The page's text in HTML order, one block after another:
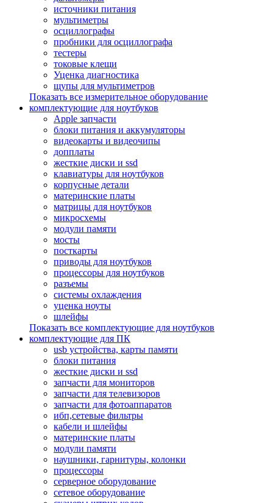
источники питания
мультиметры
осциллографы
пробники для осциллографа
тестеры
токовые клещи
Уценка диагностика
щупы для мультиметров
Показать все измерительное оборудование
комплектующие для ноутбуков
Apple запчасти
блоки питания и аккумуляторы
видеокарты и видеочипы
допплаты
жесткие диски и ssd
клавиатуры для ноутбуков
корпусные детали
материнские платы
матрицы для ноутбуков
микросхемы
модули памяти
мосты
посткарты
приводы для ноутбуков
процессоры для ноутбуков
разъемы
системы охлаждения
уценка ноуты
шлейфы
Показать все комплектующие для ноутбуков
комплектующие для ПК
usb устройства, карты памяти
блоки питания
жесткие диски и ssd
запчасти для мониторов
запчасти для телевизоров
запчасти для фотоаппаратов
ибп,сетевые фильтры
кабели и шлейфы
материнские платы
модули памяти
наушники, гарнитуры, колонки
процессоры
серверное оборудование
сетевое оборудование